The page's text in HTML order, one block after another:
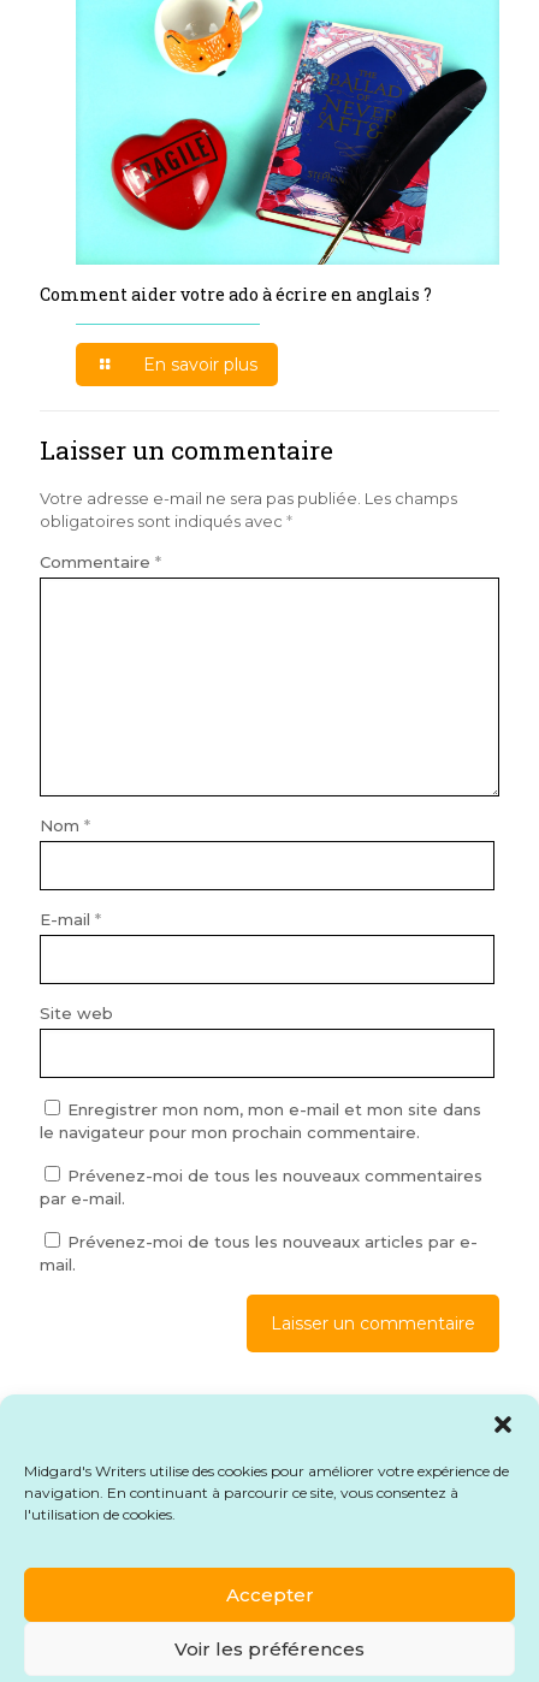
Midgard's Writers utilise des cookies pour améliorer votre expérience de
navigation. En continuant à parcourir ce site, vous consentez à
l'utilisation de cookies.
Accepter
Voir les préférences
Comment aider votre ado à écrire en anglais ?
En savoir plus
Laisser un commentaire
Votre adresse e-mail ne sera pas publiée. Les champs
obligatoires sont indiqués avec *
Commentaire *
Nom *
E-mail *
Site web
Enregistrer mon nom, mon e-mail et mon site dans
le navigateur pour mon prochain commentaire.
Prévenez-moi de tous les nouveaux commentaires
par e-mail.
Prévenez-moi de tous les nouveaux articles par e-
mail.
Mentions légales - CGU - CGV - Formulaire de
rétractation